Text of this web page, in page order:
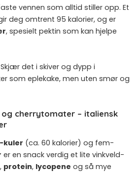
vennen som alltid stiller opp. Et
deg omtrent 95 kalorier, og er
, spesielt pektin som kan hjelpe
det i skiver og dypp i
som eplekake, men uten smør og
og cherrytomater – italiensk
kuler (ca. 60 kalorier) og fem-
er en snack verdig et lite vinkveld-
, protein, lycopene og så mye